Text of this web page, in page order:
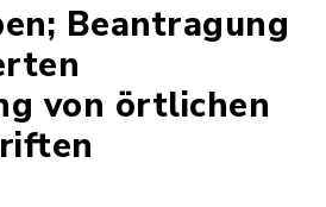
Beantragung
von örtlichen